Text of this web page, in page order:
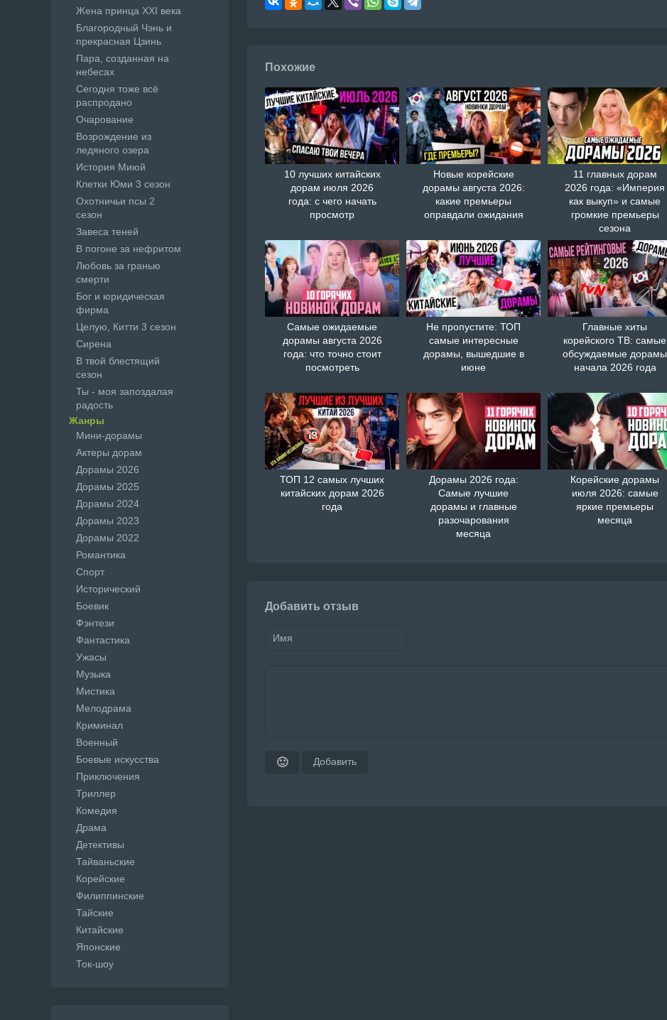
Похожие
10 лучших китайских
дорам июля 2026
года: с чего начать
просмотр
Новые корейские
дорамы августа 2026:
какие премьеры
оправдали ожидания
11 главных дорам
2026 года: «Империя
как выкуп» и самые
громкие премьеры
сезона
Самые ожидаемые
дорамы августа 2026
года: что точно стоит
посмотреть
Не пропустите: ТОП
самые интересные
дорамы, вышедшие в
июне
Главные хиты
корейского ТВ: самые
обсуждаемые дорамы
начала 2026 года
ТОП 12 самых лучших
китайских дорам 2026
года
Дорамы 2026 года:
Самые лучшие
дорамы и главные
разочарования
месяца
Корейские дорамы
июля 2026: самые
яркие премьеры
месяца
Добавить отзыв
🙂 Добавить
Жена принца XXI века
Благородный Чэнь и
прекрасная Цзинь
Пара, созданная на
небесах
Сегодня тоже всё
распродано
Очарование
Возрождение из
ледяного озера
История Миюй
Клетки Юми 3 сезон
Охотничьи псы 2
сезон
Завеса теней
В погоне за нефритом
Любовь за гранью
смерти
Бог и юридическая
фирма
Целую, Китти 3 сезон
Сирена
В твой блестящий
сезон
Ты - моя запоздалая
радость
Жанры
Мини-дорамы
Актеры дорам
Дорамы 2026
Дорамы 2025
Дорамы 2024
Дорамы 2023
Дорамы 2022
Романтика
Спорт
Исторический
Боевик
Фэнтези
Фантастика
Ужасы
Музыка
Мистика
Мелодрама
Криминал
Военный
Боевые искусства
Приключения
Триллер
Комедия
Драма
Детективы
Тайваньские
Корейские
Филиппинские
Тайские
Китайские
Японские
Ток-шоу